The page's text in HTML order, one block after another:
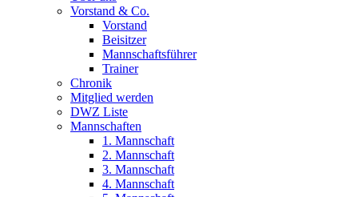
Vorstand & Co.
Vorstand
Beisitzer
Mannschaftsführer
Trainer
Chronik
Mitglied werden
DWZ Liste
Mannschaften
1. Mannschaft
2. Mannschaft
3. Mannschaft
4. Mannschaft